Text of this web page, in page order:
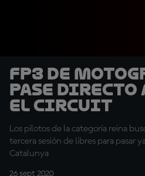
FP3 de
pase directo
el Circuit
Los pilotos de la categoría reina
tercera sesión de libres para pasar
Catalunya
26 sept 2020